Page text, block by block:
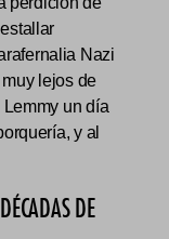
Nazi
lejos de
un día
y al
DE